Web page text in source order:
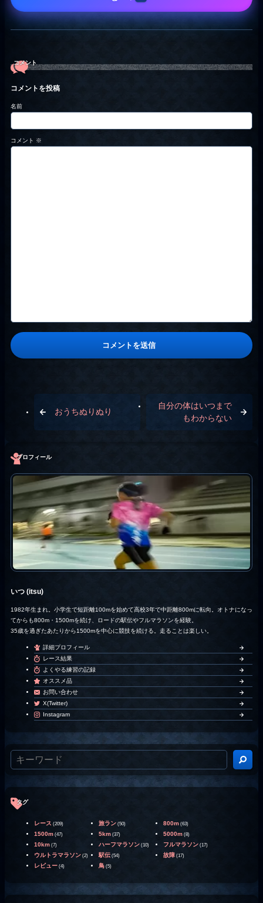
コメント
コメントを投稿
名前
コメント ※
おうちぬりぬり
自分の体はいつまで
もわからない
プロフィール
いつ (itsu)
1982年生まれ。小学生で短距離100mを始めて高校3年で中距離800mに転向。オトナになっ
てからも800m・1500mを続け、ロードの駅伝やフルマラソンを経験。
35歳を過ぎたあたりから1500mを中心に競技を続ける。走ることは楽しい。
詳細プロフィール
レース結果
よくやる練習の記録
オススメ品
お問い合わせ
X(Twitter)
Instagram
タグ
レース (209) 旅ラン (50) 800m (63)
1500m (47) 5km (37) 5000m (8)
10km (7) ハーフマラソン (10) フルマラソン (17)
ウルトラマラソン (2) 駅伝 (54) 故障 (17)
レビュー (4) 鳥 (5)